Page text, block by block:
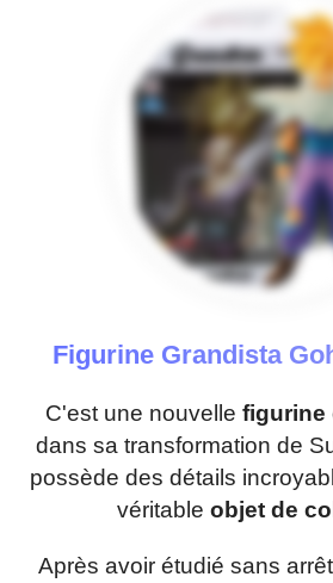
Figurine Grandista
C'est une nouvelle figurine
dans sa transformation de
possède des détails
véritable objet de
Après avoir étudié sans